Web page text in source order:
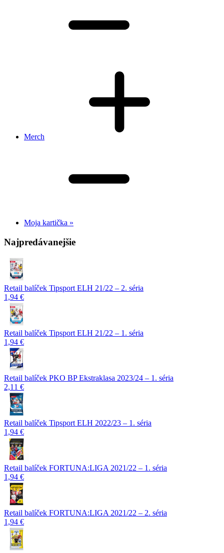
Merch
Moja kartička »
Najpredávanejšie
Retail balíček Tipsport ELH 21/22 – 2. séria
1,94 €
Retail balíček Tipsport ELH 21/22 – 1. séria
1,94 €
Retail balíček PKO BP Ekstraklasa 2023/24 – 1. séria
2,11 €
Retail balíček Tipsport ELH 2022/23 – 1. séria
1,94 €
Retail balíček FORTUNA:LIGA 2021/22 – 1. séria
1,94 €
Retail balíček FORTUNA:LIGA 2021/22 – 2. séria
1,94 €